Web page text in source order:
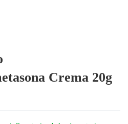
Crema 20g